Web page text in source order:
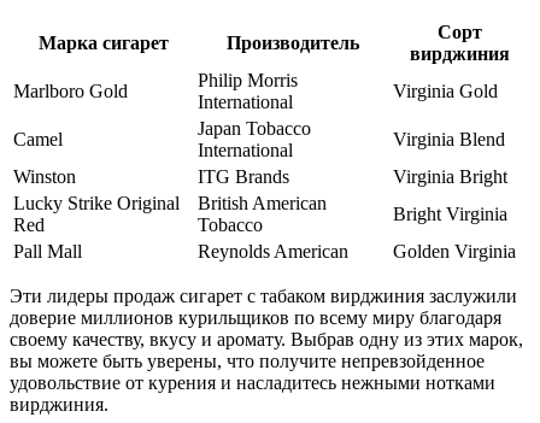
Марка сигарет Производитель
Сорт
вирджиния
Marlboro Gold
Philip Morris
International
Virginia Gold
Camel
Japan Tobacco
International
Virginia Blend
Winston
ITG Brands
Virginia Bright
Lucky Strike Original
Red
British American
Tobacco
Bright Virginia
Pall Mall
Reynolds American Golden Virginia
Эти лидеры продаж сигарет с табаком вирджиния заслужили
доверие миллионов курильщиков по всему миру благодаря
своему качеству, вкусу и аромату. Выбрав одну из этих марок,
вы можете быть уверены, что получите непревзойденное
удовольствие от курения и насладитесь нежными нотками
вирджиния.